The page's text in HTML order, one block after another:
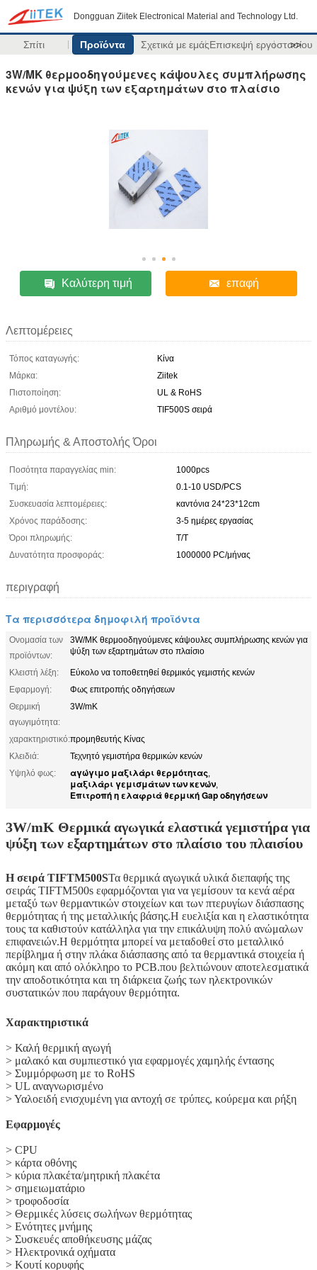
Dongguan Ziitek Electronical Material and Technology Ltd.
Σπίτι Προϊόντα Σχετικά με εμάςΕπισκεψή εργοστασίου
>>
3W/MK θερμοοδηγούμενες κάψουλες συμπλήρωσης
κενών για ψύξη των εξαρτημάτων στο πλαίσιο
Καλύτερη τιμή επαφή
Λεπτομέρειες
Τόπος καταγωγής:
Κίνα
Μάρκα:
Ziitek
Πιστοποίηση:
UL & RoHS
Αριθμό μοντέλου:
TIF500S σειρά
Πληρωμής & Αποστολής Όροι
Ποσότητα παραγγελίας min:
1000pcs
Τιμή:
0.1-10 USD/PCS
Συσκευασία λεπτομέρειες:
καντόνια 24*23*12cm
Χρόνος παράδοσης:
3-5 ημέρες εργασίας
Όροι πληρωμής:
T/T
Δυνατότητα προσφοράς:
1000000 PC/μήνας
περιγραφή
Τα περισσότερα δημοφιλή προϊόντα
Ονομασία των
προϊόντων:
3W/MK θερμοοδηγούμενες κάψουλες συμπλήρωσης κενών για
ψύξη των εξαρτημάτων στο πλαίσιο
Κλειστή λέξη:
Εύκολο να τοποθετηθεί θερμικός γεμιστής κενών
Εφαρμογή:
Φως επιτροπής οδηγήσεων
Θερμική
αγωγιμότητα:
3W/mK
χαρακτηριστικό:προμηθευτής Κίνας
Κλειδιά:
Τεχνητό γεμιστήρα θερμικών κενών
Υψηλό φως:
αγώγιμο μαξιλάρι θερμότητας,
μαξιλάρι γεμισμάτων των κενών,
Επιτροπή η ελαφριά θερμική Gap οδηγήσεων
3W/mK Θερμικά αγωγικά ελαστικά γεμιστήρα για
ψύξη των εξαρτημάτων στο πλαίσιο του πλαισίου
Η σειρά TIFTM500SΤα θερμικά αγωγικά υλικά διεπαφής της
σειράς TIFTM500s εφαρμόζονται για να γεμίσουν τα κενά αέρα
μεταξύ των θερμαντικών στοιχείων και των πτερυγίων διάσπασης
θερμότητας ή της μεταλλικής βάσης.Η ευελιξία και η ελαστικότητα
τους τα καθιστούν κατάλληλα για την επικάλυψη πολύ ανώμαλων
επιφανειών.Η θερμότητα μπορεί να μεταδοθεί στο μεταλλικό
περίβλημα ή στην πλάκα διάσπασης από τα θερμαντικά στοιχεία ή
ακόμη και από ολόκληρο το PCB.που βελτιώνουν αποτελεσματικά
την αποδοτικότητα και τη διάρκεια ζωής των ηλεκτρονικών
συστατικών που παράγουν θερμότητα.
Χαρακτηριστικά
> Καλή θερμική αγωγή
> μαλακό και συμπιεστικό για εφαρμογές χαμηλής έντασης
> Συμμόρφωση με το RoHS
> UL αναγνωρισμένο
> Υαλοειδή ενισχυμένη για αντοχή σε τρύπες, κούρεμα και ρήξη
Εφαρμογές
> CPU
> κάρτα οθόνης
> κύρια πλακέτα/μητρική πλακέτα
> σημειωματάριο
> τροφοδοσία
> Θερμικές λύσεις σωλήνων θερμότητας
> Ενότητες μνήμης
> Συσκευές αποθήκευσης μάζας
> Ηλεκτρονικά οχήματα
> Κουτί κορυφής